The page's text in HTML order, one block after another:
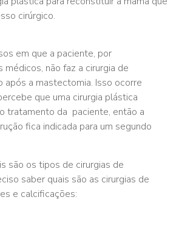
cirúrgico.
em que a paciente, por
médicos, não faz a cirurgia de
após a mastectomia. Isso ocorre
que uma cirurgia plástica
tratamento da paciente, então a
fica indicada para um segundo
são os tipos de cirurgias de
saber quais são as cirurgias de
e calcificações: